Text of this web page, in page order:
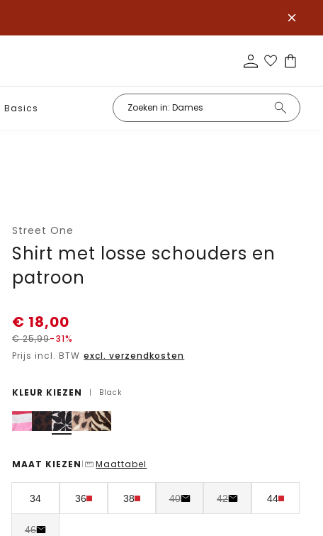
Basics
Street One
Shirt met losse schouders en
patroon
€ 18,00
€25,99-31%
Prijs incl. BTW excl. verzendkosten
KLEUR KIEZEN | Black
MAAT KIEZEN | Maattabel
34 36 38 40 42 44
46